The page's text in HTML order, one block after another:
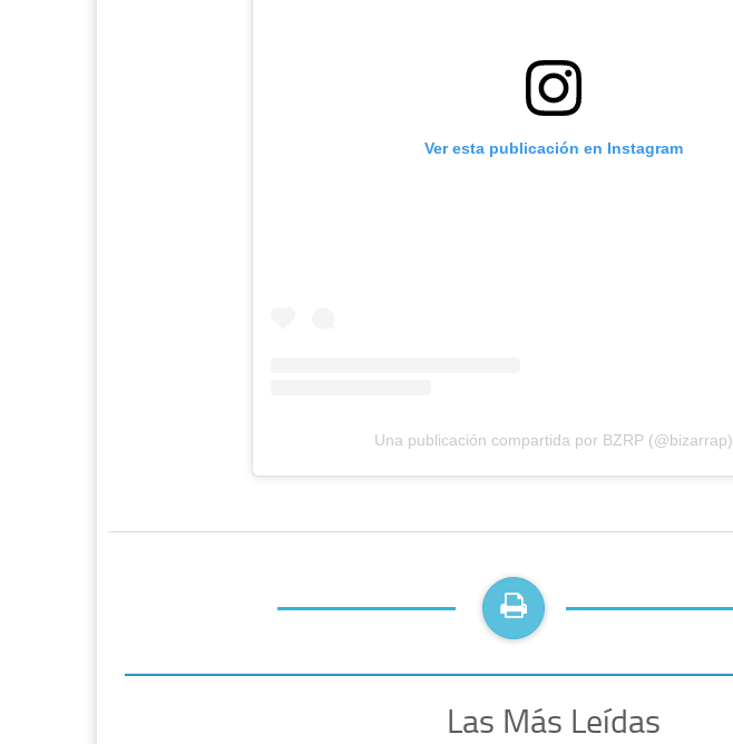
Ver esta publicación en Instagram
Una publicación compartida por BZRP (@bizarrap)
Las Más Leídas